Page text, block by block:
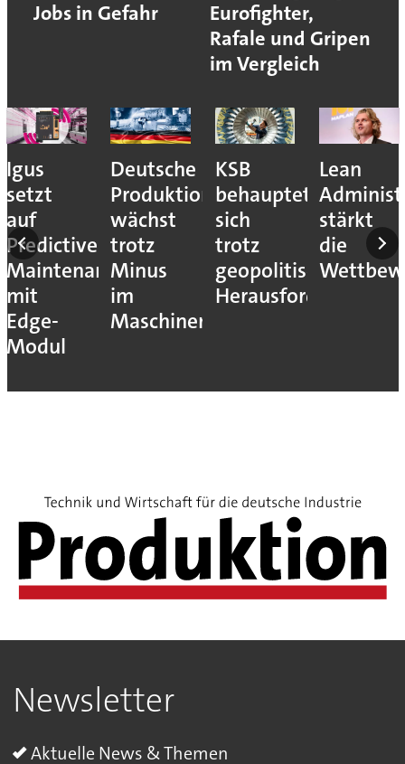
Jobs in Gefahr
Eurofighter,
Rafale und Gripen
im Vergleich
Igus
setzt
auf
Predictive
Maintenance
mit
Edge-
Modul
Deutsche
Produktion
wächst
trotz
Minus
im
Maschinenbau
KSB
behauptet
sich
trotz
geopolitischer
Herausforderungen
Lean
stärkt
die
Newsletter
Aktuelle News & Themen